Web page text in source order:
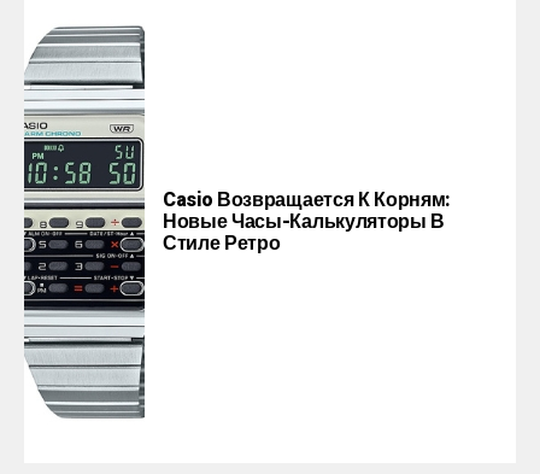
Casio Возвращается К Корням:
Новые Часы-Калькуляторы В
Стиле Ретро